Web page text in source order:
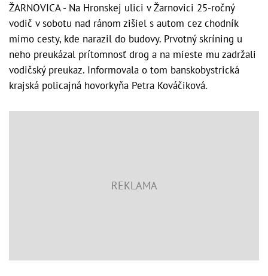
ŽARNOVICA - Na Hronskej ulici v Žarnovici 25-ročný
vodič v sobotu nad ránom zišiel s autom cez chodník
mimo cesty, kde narazil do budovy. Prvotný skríning u
neho preukázal prítomnosť drog a na mieste mu zadržali
vodičský preukaz. Informovala o tom banskobystrická
krajská policajná hovorkyňa Petra Kováčiková.